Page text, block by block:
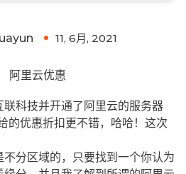
11, 6月, 2021
阿里云优惠
科技并开通了阿里云的服务器
的优惠折扣更不错，哈哈！这次
分区域的，只要找到一个你认为